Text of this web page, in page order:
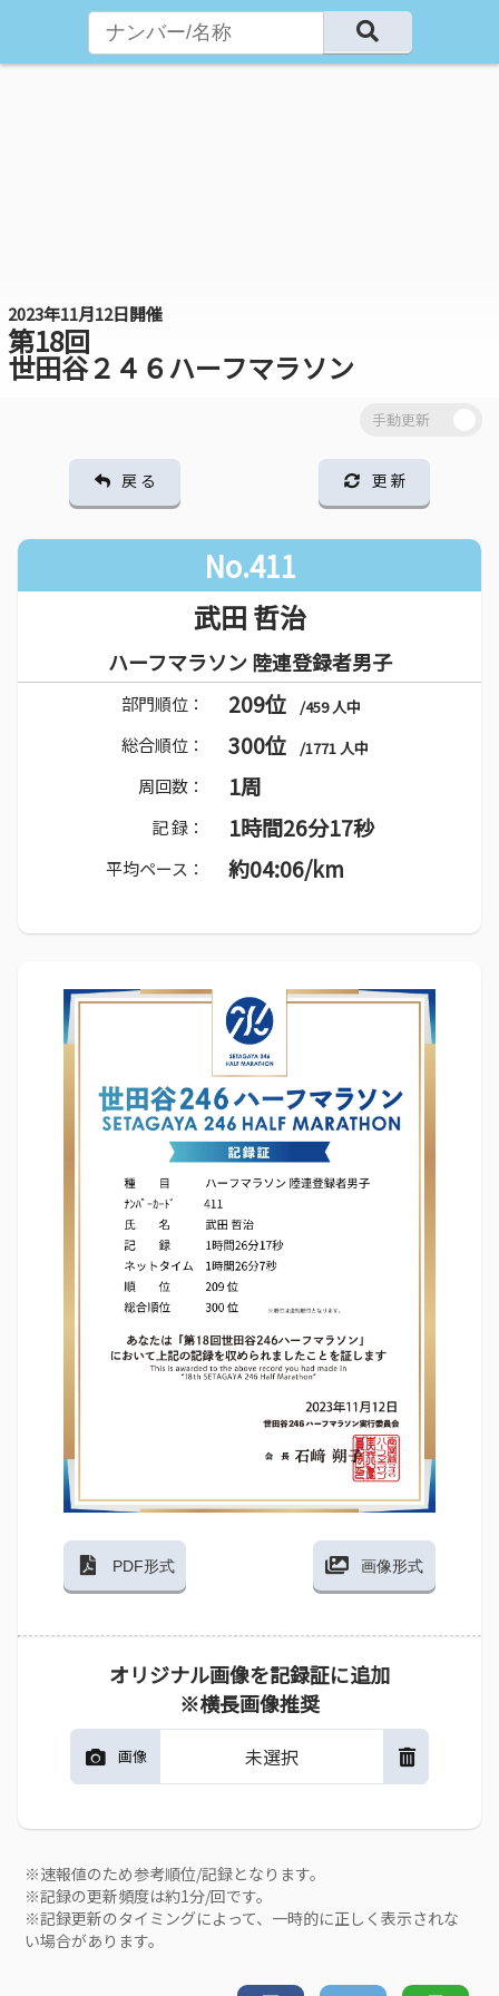
2023年11月12日開催
第18回
世田谷２４６ハーフマラソン
戻 る 更 新
No.411
武田 哲治
ハーフマラソン 陸連登録者男子
部門順位： 209位 /459 人中
総合順位： 300位 /1771 人中
周回数： 1周
記 録： 1時間26分17秒
平均ペース： 約04:06/km
PDF形式 画像形式
オリジナル画像を記録証に追加
※横長画像推奨
画像 未選択
※速報値のため参考順位/記録となります。
※記録の更新頻度は約1分/回です。
※記録更新のタイミングによって、一時的に正しく表示されな
い場合があります。